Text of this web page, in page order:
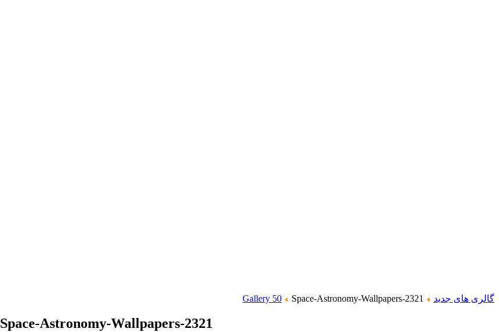
گالری های جدید Gallery 50 Space-Astronomy-Wallpapers-2321
Space-Astronomy-Wallpapers-2321